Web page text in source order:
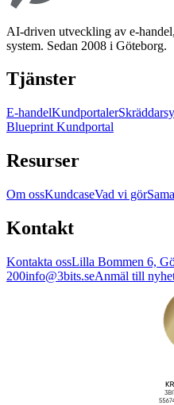
AI-driven utveckling av e-
system. Sedan 2008 i Göteborg.
Tjänster
E-handelKundportaler
Blueprint Kundportal
Resurser
Om ossKundcaseVad vi gör
Kontakt
Kontakta ossLilla Bommen 6,
200info@3bits.seAnmäl till